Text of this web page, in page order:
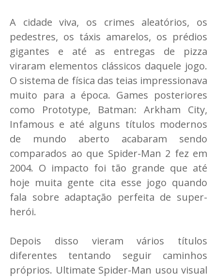
A cidade viva, os crimes aleatórios, os
pedestres, os táxis amarelos, os prédios
gigantes e até as entregas de pizza
viraram elementos clássicos daquele jogo.
O sistema de física das teias impressionava
muito para a época. Games posteriores
como Prototype, Batman: Arkham City,
Infamous e até alguns títulos modernos
de mundo aberto acabaram sendo
comparados ao que Spider-Man 2 fez em
2004. O impacto foi tão grande que até
hoje muita gente cita esse jogo quando
fala sobre adaptação perfeita de super-
herói.
Depois disso vieram vários títulos
diferentes tentando seguir caminhos
próprios. Ultimate Spider-Man usou visual